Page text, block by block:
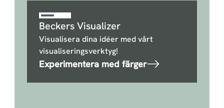
Beckers Visualizer
Visualisera dina idéer med vårt
visualiseringsverktyg!
Experimentera med färger